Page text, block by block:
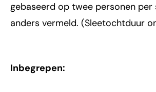
gebaseerd op twee personen per
anders vermeld. (Sleetochtduur
Inbegrepen: